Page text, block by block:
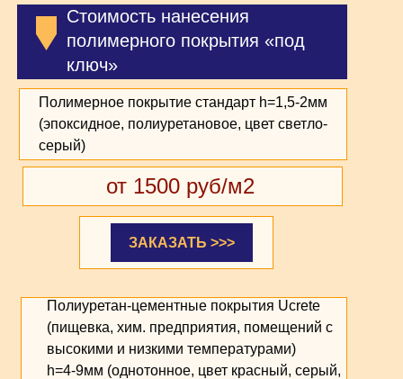
Стоимость нанесения
полимерного покрытия «под
ключ»
ЗАКАЗАТЬ >>>
от 1500 руб/м2
Полимерное покрытие стандарт h=1,5-2мм
(эпоксидное, полиуретановое, цвет светло-
серый)
Полиуретан-цементные покрытия Ucrete
(пищевка, хим. предприятия, помещений с
высокими и низкими температурами)
h=4-9мм (однотонное, цвет красный, серый,